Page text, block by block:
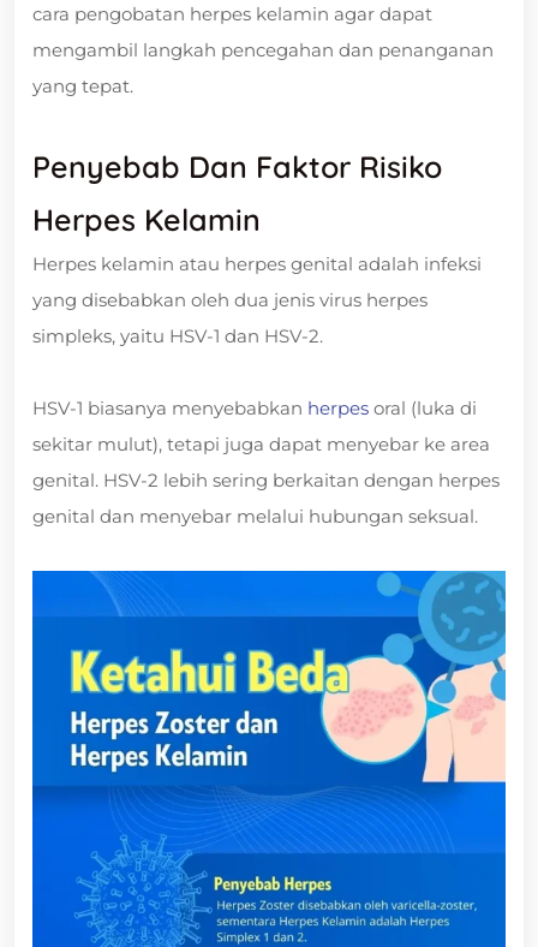
cara pengobatan herpes kelamin agar dapat
mengambil langkah pencegahan dan penanganan
yang tepat.
Penyebab Dan Faktor Risiko
Herpes Kelamin
Herpes kelamin atau herpes genital adalah infeksi
yang disebabkan oleh dua jenis virus herpes
simpleks, yaitu HSV-1 dan HSV-2.
HSV-1 biasanya menyebabkan herpes oral (luka di
sekitar mulut), tetapi juga dapat menyebar ke area
genital. HSV-2 lebih sering berkaitan dengan herpes
genital dan menyebar melalui hubungan seksual.